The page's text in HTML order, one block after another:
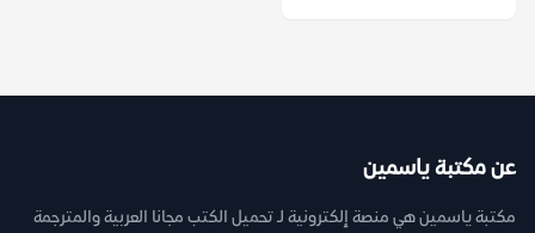
عن مكتبة ياسمين
مكتبة ياسمين هي منصة إلكترونية لـ تحميل الكتب مجانا العربية والمترجمة